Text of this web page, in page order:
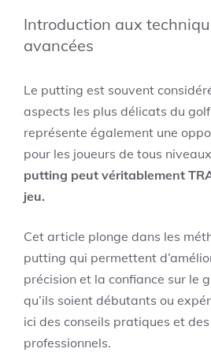
Introduction aux
avancées
Le putting est souvent
aspects les plus délicats du
représente également une
pour les joueurs de tous
putting peut véritablement
jeu.
Cet article plonge dans les
putting qui permettent
précision et la confiance sur le
qu’ils soient débutants ou
ici des conseils pratiques et
professionnels.